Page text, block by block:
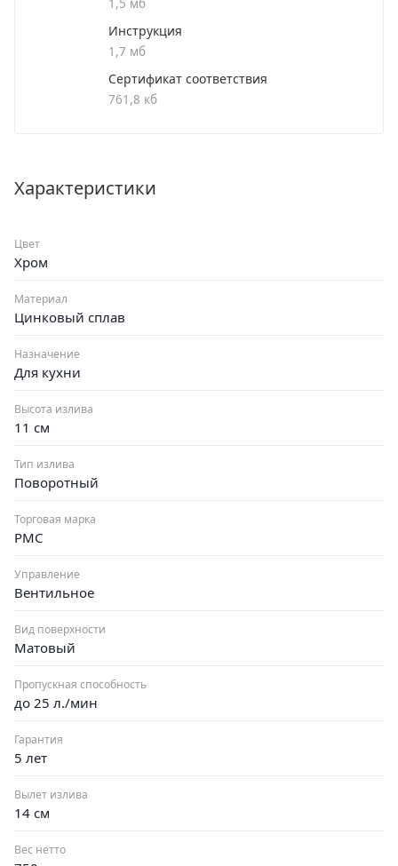
салфеткой. Установка смесителя крайне проста.
Смесители РМС это сертифицированный продукт с 5-
летней гарантией.
Смеситель для кухни
Крепление: настенное
1,5 мб
Инструкция
1,7 мб
Сертификат соответствия
761,8 кб
Характеристики
Цвет
Хром
Материал
Цинковый сплав
Назначение
Для кухни
Высота излива
11 см
Тип излива
Поворотный
Торговая марка
РМС
Управление
Вентильное
Вид поверхности
Матовый
Пропускная способность
до 25 л./мин
Гарантия
5 лет
Вылет излива
14 см
Вес нетто